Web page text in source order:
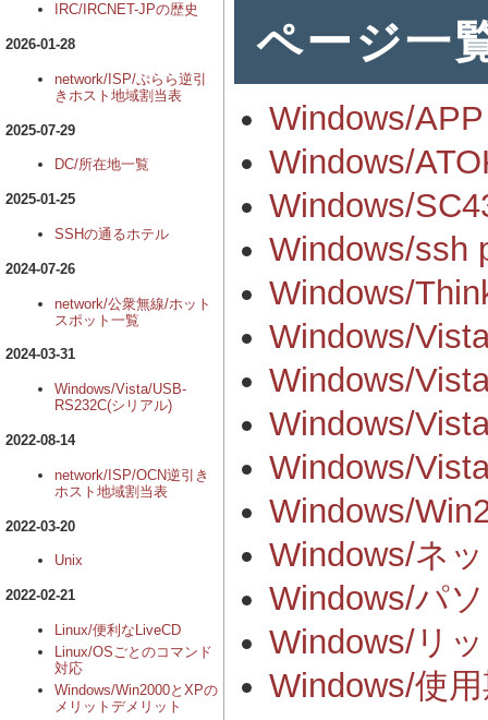
IRC/IRCNET-JPの歴史
2026-01-28
network/ISP/ぷらら逆引
きホスト地域割当表
2025-07-29
DC/所在地一覧
2025-01-25
SSHの通るホテル
2024-07-26
network/公衆無線/ホット
スポット一覧
2024-03-31
Windows/Vista/USB-
RS232C(シリアル)
2022-08-14
network/ISP/OCN逆引き
ホスト地域割当表
2022-03-20
Unix
2022-02-21
Linux/便利なLiveCD
Linux/OSごとのコマンド
対応
Windows/Win2000とXPの
メリットデメリット
ページ一
Windows/APP
Windows/
Windows/
Windows/ssh
Windows/
Windows/
Windows/
Windows/
Windows/
Windows/
Windows/ネ
Windows/パ
Windows/リ
Windows/使